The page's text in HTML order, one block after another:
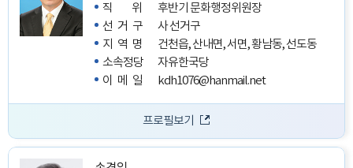
직위후반기 문화행정위원장
선거구
사 선거구
지역명
건천읍, 산내면, 서면, 황남동, 선도동
소속정당
자유한국당
이메일
kdh1076@hanmail.net
프로필보기